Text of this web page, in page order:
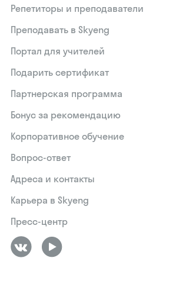
Репетиторы и преподаватели
Преподавать в Skyeng
Портал для учителей
Подарить сертификат
Партнерская программа
Бонус за рекомендацию
Корпоративное обучение
Вопрос-ответ
Адреса и контакты
Карьера в Skyeng
Пресс-центр